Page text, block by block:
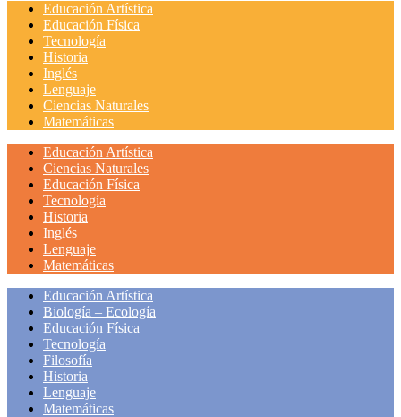
Educación Artística
Educación Física
Tecnología
Historia
Inglés
Lenguaje
Ciencias Naturales
Matemáticas
Educación Artística
Ciencias Naturales
Educación Física
Tecnología
Historia
Inglés
Lenguaje
Matemáticas
Educación Artística
Biología – Ecología
Educación Física
Tecnología
Filosofía
Historia
Lenguaje
Matemáticas